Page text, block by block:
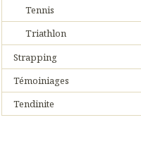
Tennis
Triathlon
Strapping
Témoiniages
Tendinite